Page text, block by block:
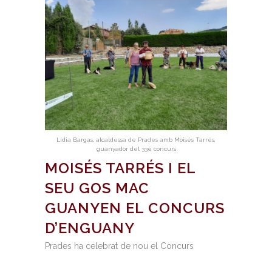
Lídia Bargas, alcaldessa de Prades amb Moisés Tarrés,
guanyador del 33è concurs
MOISÉS TARRÉS I EL
SEU GOS MAC
GUANYEN EL CONCURS
D’ENGUANY
Prades ha celebrat de nou el Concurs